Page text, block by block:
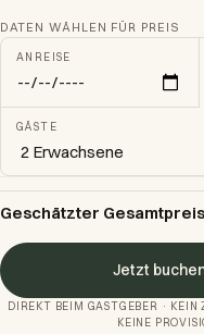
DATEN WÄHLEN FÜR PREIS
ANREISE
GÄSTE
Geschätzter Gesamtpreis
Jetzt
DIREKT BEIM GASTGEBER · KEIN
KEINE